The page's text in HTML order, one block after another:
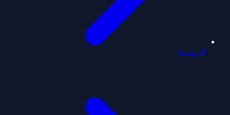
الرئيسية